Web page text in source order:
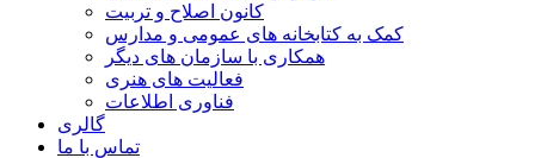
کانون اصلاح و تربیت
کمک به کتابخانه های عمومی و مدارس
همکاری با سازمان های دیگر
فعالیت های هنری
فناوری اطلاعات
گالری
تماس با ما